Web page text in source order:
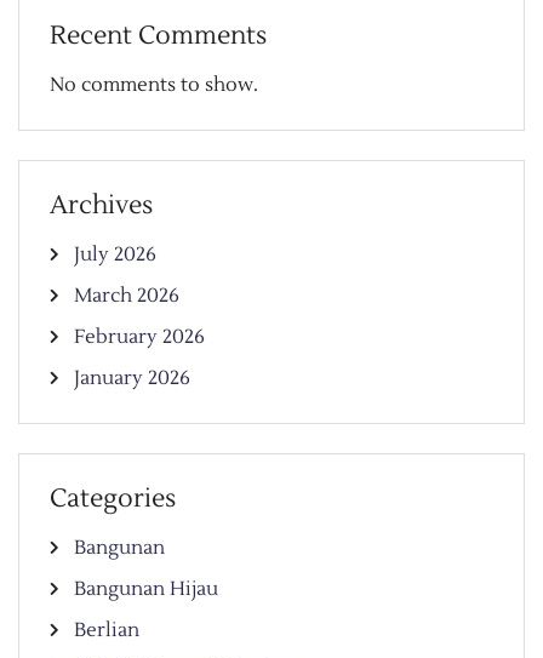
Recent Comments
No comments to show.
Archives
July 2026
March 2026
February 2026
January 2026
Categories
Bangunan
Bangunan Hijau
Berlian